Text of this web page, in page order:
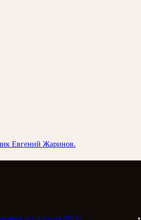
Евгений Жаринов.
ассоциация (РБА)